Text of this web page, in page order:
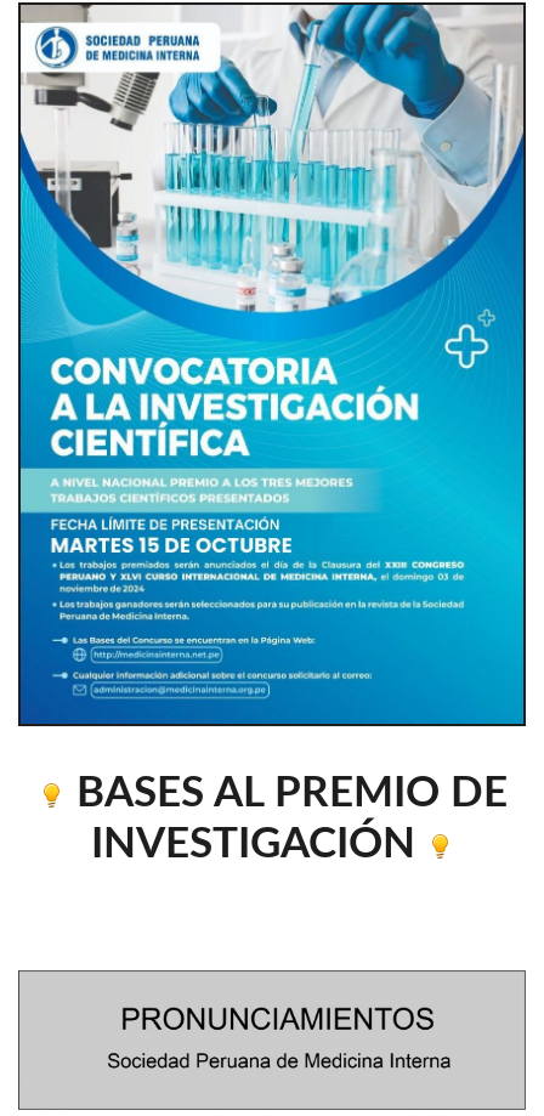
BASES AL PREMIO DE
INVESTIGACIÓN